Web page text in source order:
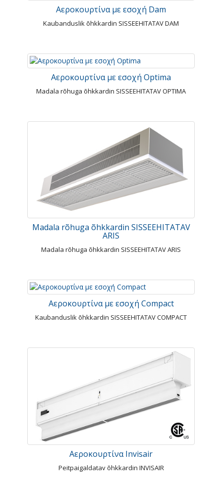
Αεροκουρτίνα με εσοχή Dam
Kaubanduslik õhkkardin SISSEEHITATAV DAM
Αεροκουρτίνα με εσοχή Optima
Madala rõhuga õhkkardin SISSEEHITATAV OPTIMA
Madala rõhuga õhkkardin SISSEEHITATAV
ARIS
Madala rõhuga õhkkardin SISSEEHITATAV ARIS
Αεροκουρτίνα με εσοχή Compact
Kaubanduslik õhkkardin SISSEEHITATAV COMPACT
Αεροκουρτίνα Invisair
Peitpaigaldatav õhkkardin INVISAIR